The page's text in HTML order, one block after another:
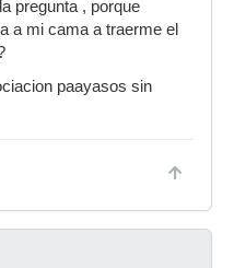
pregunta , porque
a mi cama a traerme el
paayasos sin